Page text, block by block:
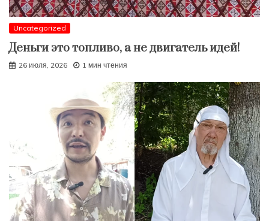
Uncategorized
Деньги это топливо, а не двигатель идей!
26 июля, 2026 1 мин чтения